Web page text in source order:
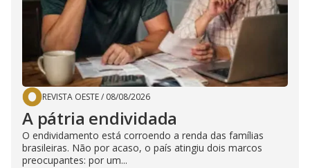
REVISTA OESTE/ 08/08/2026
A pátria endividada
O endividamento está corroendo a renda das famílias
brasileiras. Não por acaso, o país atingiu dois marcos
preocupantes: por um...